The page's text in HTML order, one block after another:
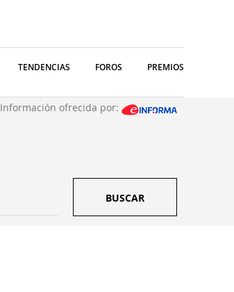
TENDENCIAS FOROS PREMIOS
Información ofrecida por:
BUSCAR